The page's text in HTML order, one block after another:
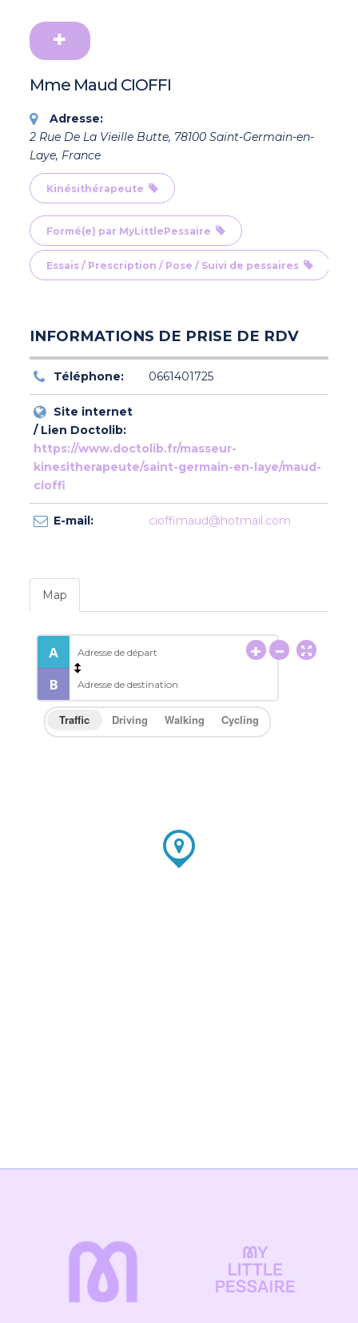
Mme Maud CIOFFI
Adresse:
2 Rue De La Vieille Butte, 78100 Saint-Germain-en-
Laye, France
Kinésithérapeute
Formé(e) par MyLittlePessaire
Essais / Prescription / Pose / Suivi de pessaires
INFORMATIONS DE PRISE DE RDV
Téléphone: 0661401725
Site internet
/ Lien Doctolib:
https://www.doctolib.fr/masseur-
kinesitherapeute/saint-germain-en-laye/maud-
cioffi
E-mail: cioffimaud@hotmail.com
Map
Traffic Driving Walking Cycling